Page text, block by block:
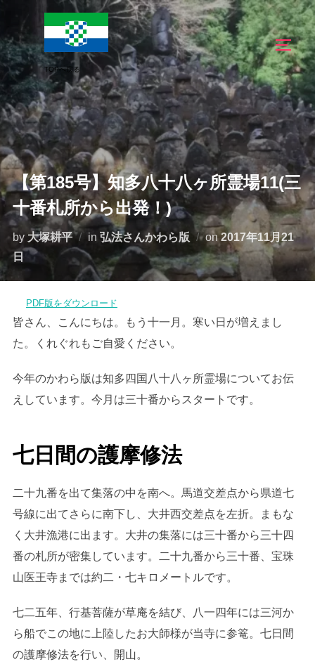
テ
ン
ツ
へ
ス
キ
ッ
プ
サイド
【第185号】知多八十八ヶ所霊場11(三
十番札所から出発！)
by 大塚耕平 in 弘法さんかわら版 on投
稿
日:
2017年11月21
日
PDF版をダウンロード
皆さん、こんにちは。もう十一月。寒い日が増えまし
た。くれぐれもご自愛ください。
今年のかわら版は知多四国八十八ヶ所霊場についてお伝
えしています。今月は三十番からスタートです。
七日間の護摩修法
二十九番を出て集落の中を南へ。馬道交差点から県道七
号線に出てさらに南下し、大井西交差点を左折。まもな
く大井漁港に出ます。大井の集落には三十番から三十四
番の札所が密集しています。二十九番から三十番、宝珠
山医王寺までは約二・七キロメートルです。
七二五年、行基菩薩が草庵を結び、八一四年には三河か
ら船でこの地に上陸したお大師様が当寺に参篭。七日間
の護摩修法を行い、開山。